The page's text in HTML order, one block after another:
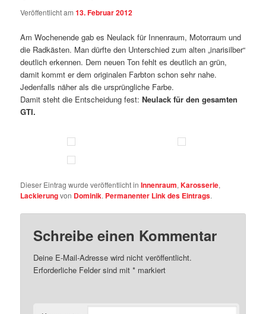
Veröffentlicht am13. Februar 2012
Am Wochenende gab es Neulack für Innenraum, Motorraum und
die Radkästen. Man dürfte den Unterschied zum alten „inarisilber“
deutlich erkennen. Dem neuen Ton fehlt es deutlich an grün,
damit kommt er dem originalen Farbton schon sehr nahe.
Jedenfalls näher als die ursprüngliche Farbe.
Damit steht die Entscheidung fest:Neulack für den gesamten
GTI.
Dieser Eintrag wurde veröffentlicht inInnenraum,Karosserie,
Lackierungvon Dominik. Permanenter Link des Eintrags.
Schreibe einen Kommentar
Deine E-Mail-Adresse wird nicht veröffentlicht.
Erforderliche Felder sind mit* markiert